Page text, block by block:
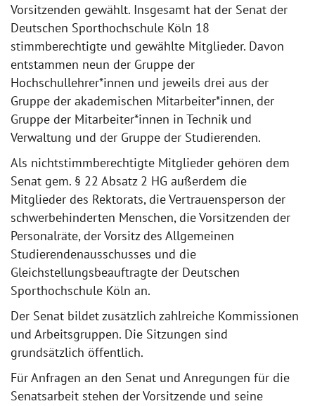
Vorsitzenden gewählt. Insgesamt hat der Senat der
Deutschen Sporthochschule Köln 18
stimmberechtigte und gewählte Mitglieder. Davon
entstammen neun der Gruppe der
Hochschullehrer*innen und jeweils drei aus der
Gruppe der akademischen Mitarbeiter*innen, der
Gruppe der Mitarbeiter*innen in Technik und
Verwaltung und der Gruppe der Studierenden.
Als nichtstimmberechtigte Mitglieder gehören dem
Senat gem. § 22 Absatz 2 HG außerdem die
Mitglieder des Rektorats, die Vertrauensperson der
schwerbehinderten Menschen, die Vorsitzenden der
Personalräte, der Vorsitz des Allgemeinen
Studierendenausschusses und die
Gleichstellungsbeauftragte der Deutschen
Sporthochschule Köln an.
Der Senat bildet zusätzlich zahlreiche Kommissionen
und Arbeitsgruppen. Die Sitzungen sind
grundsätzlich öffentlich.
Für Anfragen an den Senat und Anregungen für die
Senatsarbeit stehen der Vorsitzende und seine